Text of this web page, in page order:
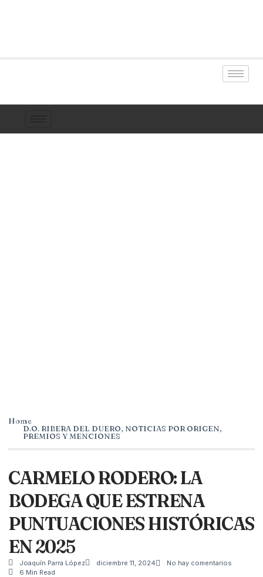
Home
D.O. RIBERA DEL DUERO, NOTICIAS POR ORIGEN,
PREMIOS Y MENCIONES
CARMELO RODERO: LA
BODEGA QUE ESTRENA
PUNTUACIONES HISTÓRICAS
EN 2025
Joaquín Parra López diciembre 11, 2024
No hay comentarios
6 Min Read